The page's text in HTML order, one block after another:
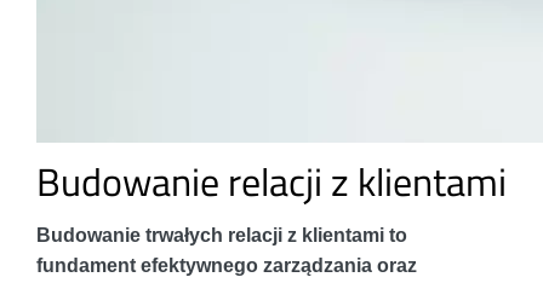
Budowanie relacji z klientami
Budowanie trwałych relacji z klientami to
fundament efektywnego zarządzania oraz